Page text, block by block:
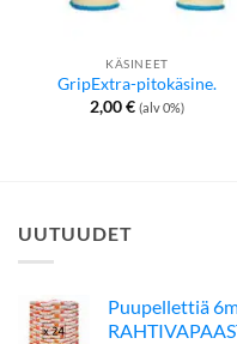
KÄSINEET
GripExtra-pitokäsine.
2,00€ (alv 0%)
UUTUUDET
Puupellettiä